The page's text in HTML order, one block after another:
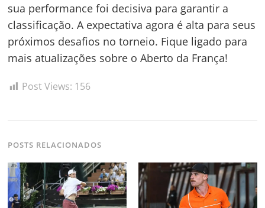
sua performance foi decisiva para garantir a
classificação. A expectativa agora é alta para seus
próximos desafios no torneio. Fique ligado para
mais atualizações sobre o Aberto da França!
Post Views: 156
POSTS RELACIONADOS